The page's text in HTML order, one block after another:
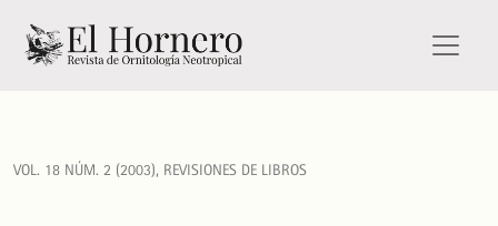
Estrategias para la conservación de aves acuáticas
VOL. 18 NÚM. 2 (2003), REVISIONES DE LIBROS